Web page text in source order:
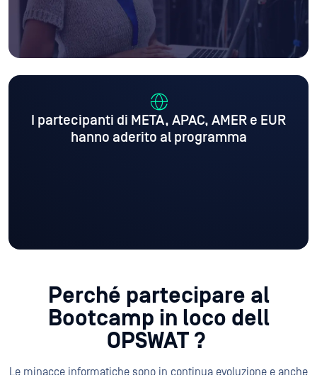
I partecipanti di META, APAC, AMER e EUR
hanno aderito al programma
Perché partecipare al
Bootcamp in loco dell
OPSWAT ?
Le minacce informatiche sono in continua evoluzione e anche